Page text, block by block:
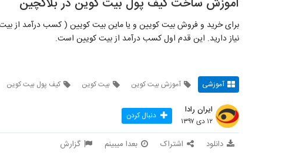
برای خرید و فروش بیت کویین و یا ماین بیت کویین ( کسب درآمد از
نیاز دارید. این قدم اول کسب درآمد از بیت کویین است.
آموزشی آموزش بیت کوین بیت کوین کیف پول بیت کوین
ایران رادا
۱۲ دی ۱۳۹۷ دنبال کردن
دانلود اشتراک بعدا میبینم گزارش